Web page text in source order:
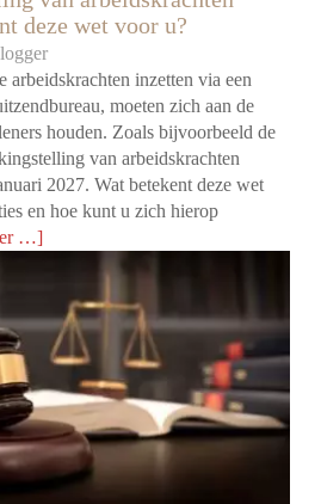
deze wet voor u?
arbeidskrachten inzetten via een
moeten zich aan de
houden. Zoals bijvoorbeeld de
van arbeidskrachten
2027. Wat betekent deze wet
en hoe kunt u zich hierop
…]